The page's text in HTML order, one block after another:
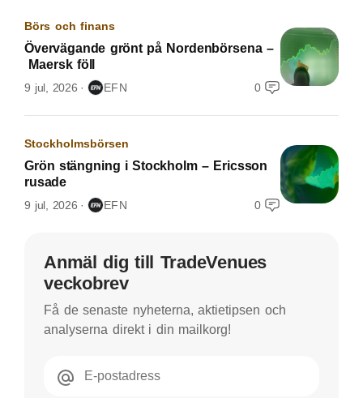
Börs och finans
Övervägande grönt på Nordenbörsena –
Maersk föll
9 jul, 2026 EFN 0
Stockholmsbörsen
Grön stängning i Stockholm – Ericsson
rusade
9 jul, 2026 EFN 0
Anmäl dig till TradeVenues
veckobrev
Få de senaste nyheterna, aktietipsen och
analyserna direkt i din mailkorg!
E-postadress